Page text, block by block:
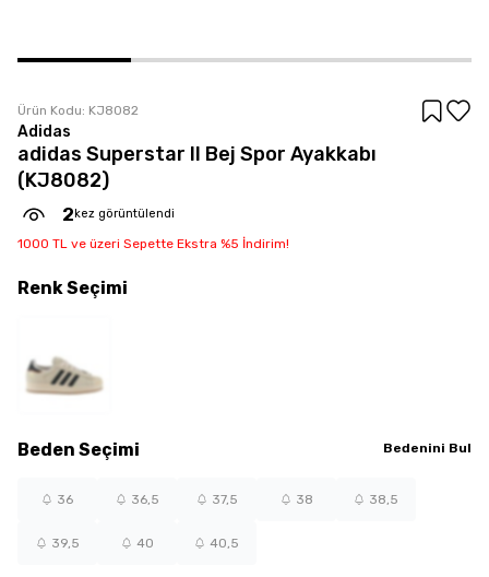
Ürün Kodu: KJ8082
Adidas
adidas Superstar II Bej Spor Ayakkabı
(KJ8082)
2 kez görüntülendi
1000 TL ve üzeri Sepette Ekstra %5 İndirim!
Beden Seçimi Bedenini Bul
36 36,5 37,5 38 38,5
39,5 40 40,5
RenkSeçimi